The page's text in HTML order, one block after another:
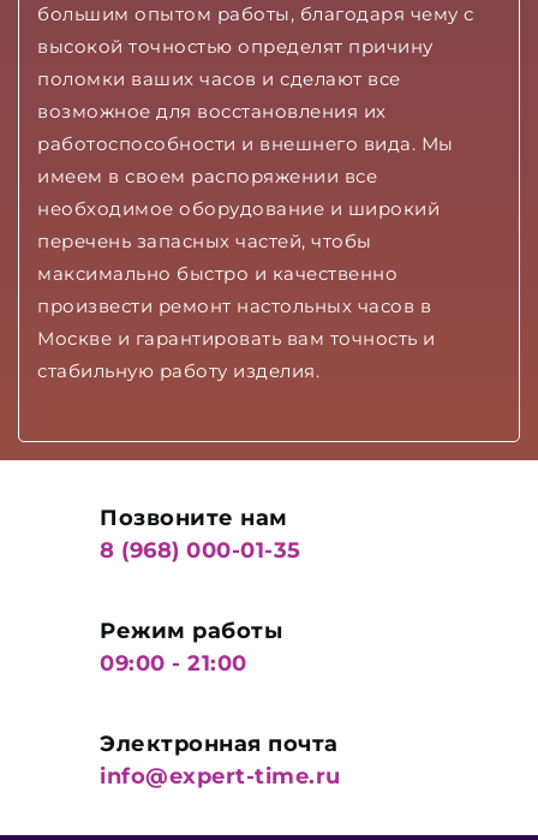
большим опытом работы, благодаря чему с
высокой точностью определят причину
поломки ваших часов и сделают все
возможное для восстановления их
работоспособности и внешнего вида. Мы
имеем в своем распоряжении все
необходимое оборудование и широкий
перечень запасных частей, чтобы
максимально быстро и качественно
произвести ремонт настольных часов в
Москве и гарантировать вам точность и
стабильную работу изделия.
Позвоните нам
8 (968) 000-01-35
Режим работы
09:00 - 21:00
Электронная почта
info@expert-time.ru